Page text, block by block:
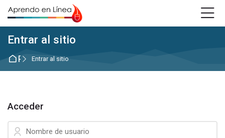
Skip to navigation
Skip to login form
Saltar al contenido principal
Skip to accessibility options
Skip to footer
Skip accessibility options
Entrar al sitio
Página Principal
Entrar al sitio
Acceder
Saltar a creación de una nueva cuenta
Nombre de usuario